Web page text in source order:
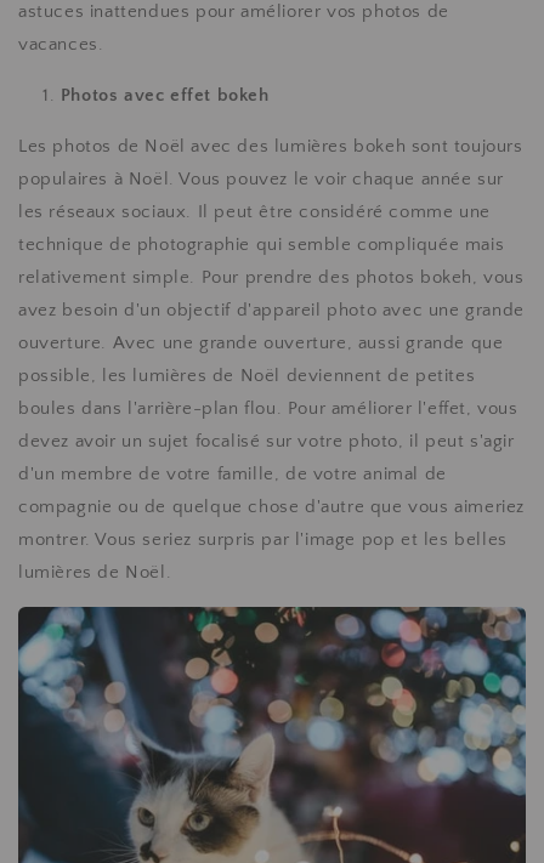
astuces inattendues pour améliorer vos photos de
vacances.
Photos avec effet bokeh
Les photos de Noël avec des lumières bokeh sont toujours
populaires à Noël. Vous pouvez le voir chaque année sur
les réseaux sociaux. Il peut être considéré comme une
technique de photographie qui semble compliquée mais
relativement simple. Pour prendre des photos bokeh, vous
avez besoin d'un objectif d'appareil photo avec une grande
ouverture. Avec une grande ouverture, aussi grande que
possible, les lumières de Noël deviennent de petites
boules dans l'arrière-plan flou. Pour améliorer l'effet, vous
devez avoir un sujet focalisé sur votre photo, il peut s'agir
d'un membre de votre famille, de votre animal de
compagnie ou de quelque chose d'autre que vous aimeriez
montrer. Vous seriez surpris par l'image pop et les belles
lumières de Noël.